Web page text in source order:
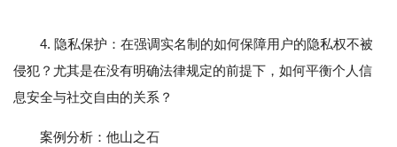
4. 隐私保护：在强调实名制的如何保障用户的隐私权不被
侵犯？尤其是在没有明确法律规定的前提下，如何平衡个人信
息安全与社交自由的关系？
案例分析：他山之石